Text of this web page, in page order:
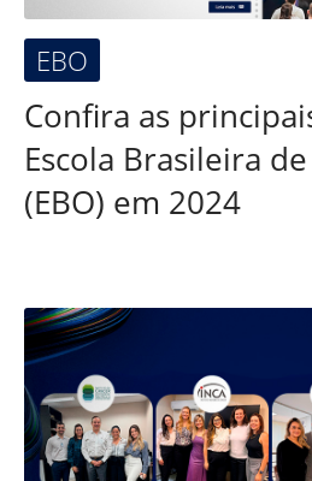
EBO
Confira as
Escola Brasileira
(EBO) em 2024